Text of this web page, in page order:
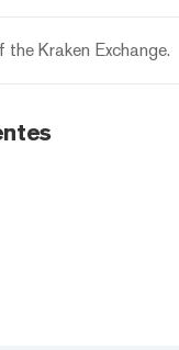
Kraken Exchange.